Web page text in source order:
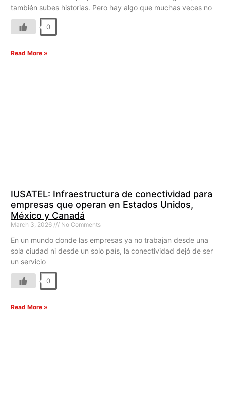
también subes historias. Pero hay algo que muchas veces no
0
Read More »
IUSATEL: Infraestructura de conectividad para
empresas que operan en Estados Unidos,
México y Canadá
March 3, 2026 No Comments
En un mundo donde las empresas ya no trabajan desde una
sola ciudad ni desde un solo país, la conectividad dejó de ser
un servicio
0
Read More »